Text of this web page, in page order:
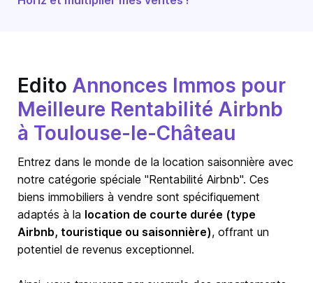
Edito Annonces Immos pour
Meilleure Rentabilité Airbnb
à Toulouse-le-Château
Entrez dans le monde de la location saisonnière avec
notre catégorie spéciale "Rentabilité Airbnb". Ces
biens immobiliers à vendre sont spécifiquement
adaptés à la location de courte durée (type
Airbnb, touristique ou saisonnière), offrant un
potentiel de revenus exceptionnel.